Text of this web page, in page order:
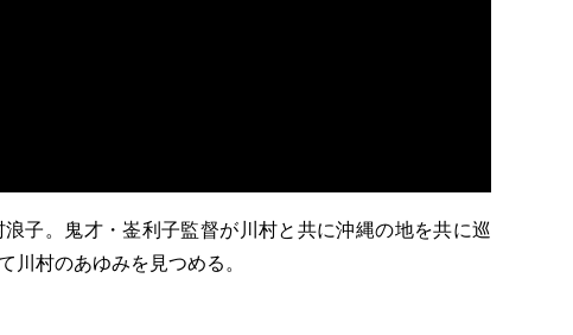
子。鬼才・崟利子監督が川村と共に沖縄の地を共に巡
川村のあゆみを見つめる。